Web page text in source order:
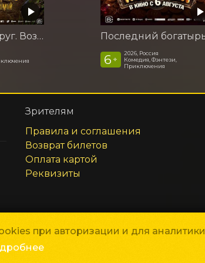
Мой дикий друг. Возвращение домой
6 +
2026, Россия
Комедия, Фэнтези,
Приключения
при авторизации и для аналитики
Зрителям
Правила и соглашения
Возврат билетов
Оплата картой
Реквизиты
2026